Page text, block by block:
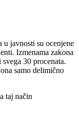
u javnosti su ocenjene
Izmenama zakona
30 procenata.
samo delimično
taj način